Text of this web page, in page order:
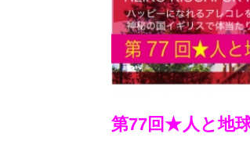
第77回★人と地